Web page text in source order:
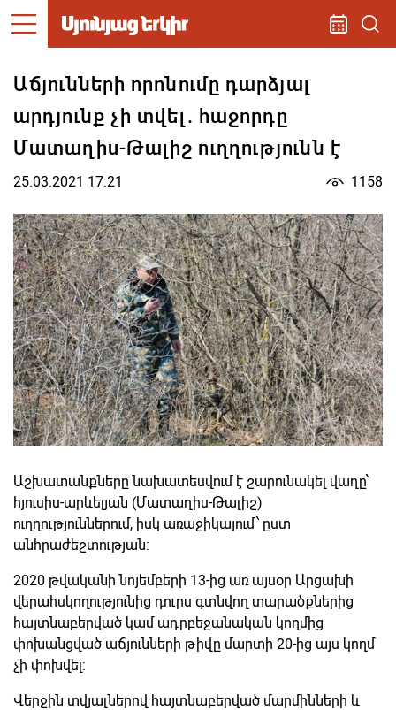
Աճյունների որոնումը դարձյալ
արդյունք չի տվել. հաջորդը
Մատաղիս-Թալիշ ուղղությունն է
25.03.2021 17:21 1158
Աշխատանքները նախատեսվում է շարունակել վաղը՝
հյուսիս-արևելյան (Մատաղիս-Թալիշ)
ուղղություններում, իսկ առաջիկայում՝ ըստ
անհրաժեշտության:
2020 թվականի նոյեմբերի 13-ից առ այսօր Արցախի
վերահսկողությունից դուրս գտնվող տարածքներից
հայտնաբերված կամ ադրբեջանական կողմից
փոխանցված աճյունների թիվը մարտի 20-ից այս կողմ
չի փոխվել:
Վերջին տվյալներով հայտնաբերված մարմինների և